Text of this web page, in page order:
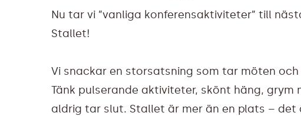
Nu tar vi ”vanliga konferensaktiviteter” till
Stallet!
Vi snackar en storsatsning som tar möten
Tänk pulserande aktiviteter, skönt häng, grym
aldrig tar slut. Stallet är mer än en plats – det